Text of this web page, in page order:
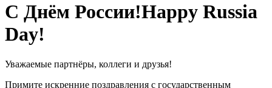
С Днём России!Happy Russia
Day!
Уважаемые партнёры, коллеги и друзья!
Примите искренние поздравления с государственным